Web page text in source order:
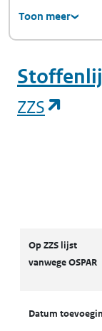
Toon meer
ZZS
Op ZZS lijst
vanwege OSPAR
Datum